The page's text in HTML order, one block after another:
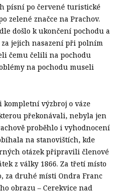
písní po červené turistické
zelené značce na Prachov.
došlo k ukončení pochodu a
jejich nasazení při polním
čemu čelili na pochodu
na pochodu museli
kompletní výzbroj o váze
překonávali, nebyla jen
proběhlo i vyhodnocení
na stanovištích, kde
otázek připravili členové
z války 1866. Za třetí místo
za druhé místi Ondra Franc
obrazu – Cerekvice nad